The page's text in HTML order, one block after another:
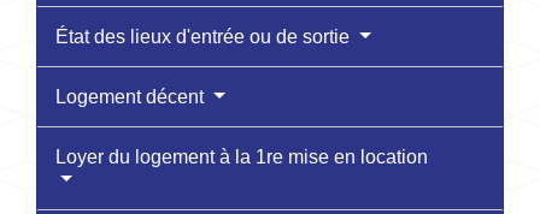
État des lieux d'entrée ou de sortie
Logement décent
Loyer du logement à la 1re mise en location